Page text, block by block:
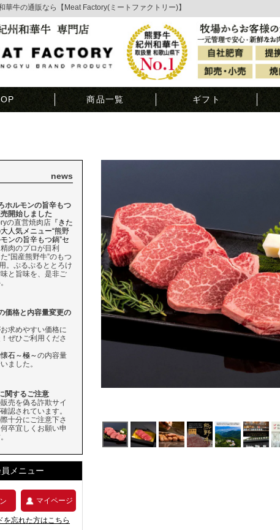
華牛の通販なら【Meat Factory(ミートファクトリー)】
商品一覧 ギフト
news
ホルモンの旨辛もつ
開始しました
の直営焼肉店 『きた
人気メニュー“熊野
ンの旨辛もつ鍋”セ
肉のプロが目利
“国産熊野牛”のもつ
。ぷるぷるととろけ
と旨味を、是非ご
価格と内容量変更の
求めやすい価格に
ぜひご利用くださ
石～極～の内容量
ました。
関するご注意
売を偽る詐欺サイ
認されています。
十分にご注意下さ
卒宜しくお願い申
メニュー
マイページ
を忘れた方はこちら